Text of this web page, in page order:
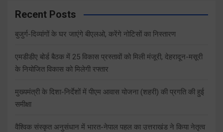
Recent Posts
बुजुर्ग-दिव्यांगों के घर जाएंगे बीएलओ, करेंगे नोटिसों का निस्तारण
एमडीडीए बोर्ड बैठक में 25 विकास प्रस्तावों को मिली मंजूरी, देहरादून-मसूरी
के नियोजित विकास को मिलेगी रफ्तार
मुख्यमंत्री के दिशा-निर्देशों में पीएम आवास योजना (शहरी) की प्रगति की हुई
समीक्षा
वैश्विक संस्कृत अनुसंधान में भारत-नेपाल पहल का उत्तराखंड ने किया नेतृत्व